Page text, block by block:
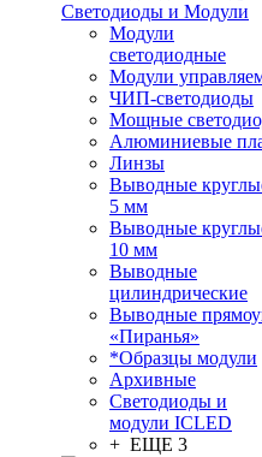
Светодиоды и Модули
Модули
светодиодные
Модули
ЧИП-светодиоды
Мощные
Алюминиевые
Линзы
Выводные
5 мм
Выводные
10 мм
Выводные
цилиндрические
Выводные
«Пиранья»
*Образцы модули
Архивные
Светодиоды и
модули ICLED
+ ЕЩЕ 3